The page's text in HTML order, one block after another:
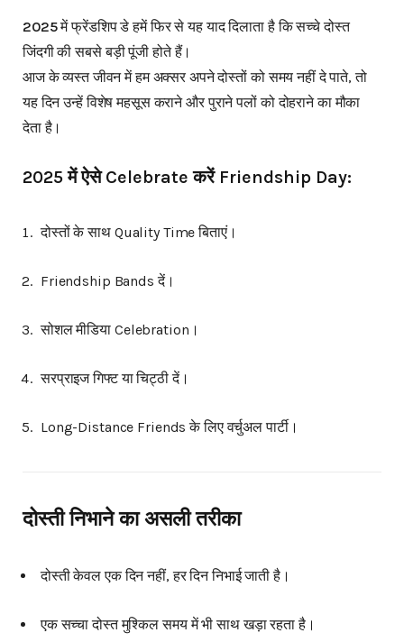
2025में फ्रेंडशिप डे हमें फिर से यह याद दिलाता है कि सच्चे दोस्त
जिंदगी की सबसे बड़ी पूंजी होते हैं।
आज के व्यस्त जीवन में हम अक्सर अपने दोस्तों को समय नहीं दे पाते, तो
यह दिन उन्हें विशेष महसूस कराने और पुराने पलों को दोहराने का मौका
देता है।
2025 में ऐसे Celebrate करें Friendship Day:
दोस्तों के साथ Quality Time बिताएं।
Friendship Bands दें।
सोशल मीडिया Celebration।
सरप्राइज गिफ्ट या चिट्ठी दें।
Long-Distance Friends के लिए वर्चुअल पार्टी।
दोस्ती निभाने का असली तरीका
दोस्ती केवल एक दिन नहीं, हर दिन निभाई जाती है।
एक सच्चा दोस्त मुश्किल समय में भी साथ खड़ा रहता है।